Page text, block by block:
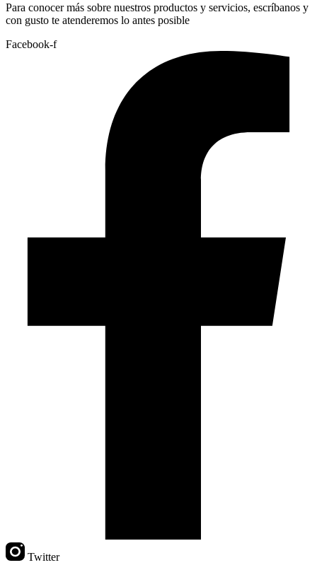
Para conocer más sobre nuestros productos y servicios, escríbanos y
con gusto te atenderemos lo antes posible
Facebook-f
Twitter